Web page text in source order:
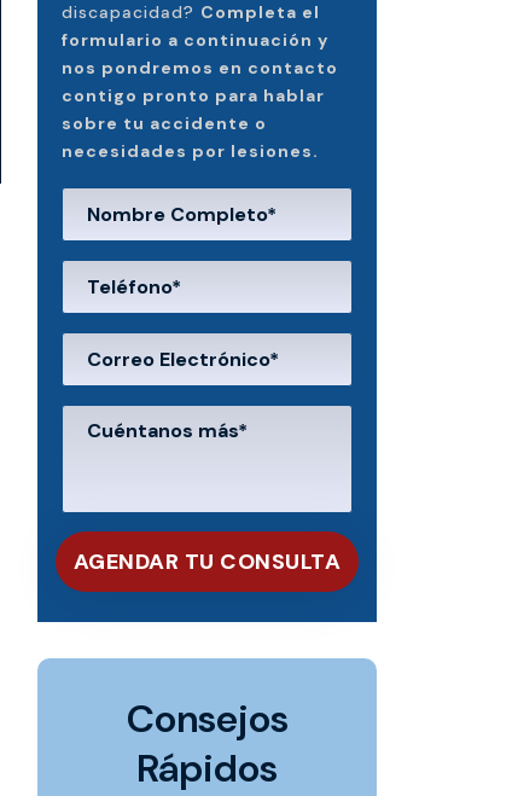
discapacidad? Completa el
formulario a continuación y
nos pondremos en contacto
contigo pronto para hablar
sobre tu accidente o
necesidades por lesiones.
Consejos
Rápidos